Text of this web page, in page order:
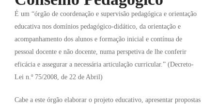
É um “órgão de coordenação e supervisão pedagógica e orientação
educativa nos domínios pedagógico-didático, da orientação e
acompanhamento dos alunos e formação inicial e contínua de
pessoal docente e não docente, numa perspetiva de lhe conferir
eficácia e assegurar a necessária articulação curricular.” (Decreto-
Lei n.º 75/2008, de 22 de Abril)
Cabe a este órgão elaborar o projeto educativo, apresentar propostas